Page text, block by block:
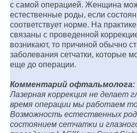
с самой операцией. Женщина
естественные роды, если
соответствует норме. На
связаны с проведенной
возникают, то причиной обычно
заболевания сетчатки, которые
еще до операции.
Комментарий офтальмолога:
Лазерная коррекция не делает
время операции мы работаем
Возможность естественных
состоянием сетчатки и